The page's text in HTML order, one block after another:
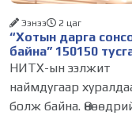
“Хотын дарга
байна” 150150
дугаарыг
сарын 14-нөөс
ажиллуулж эхэлнэ
Ээнээ 2 цаг
НИТХ-ын ээлжит
наймдугаар
болж байна.